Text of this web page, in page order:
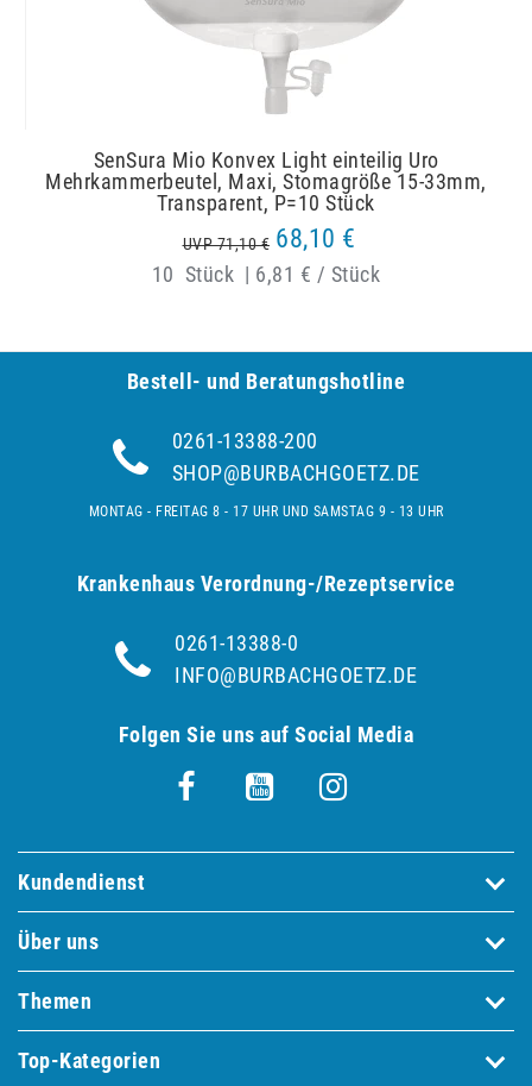
SenSura Mio Konvex Light einteilig Uro
Mehrkammerbeutel, Maxi, Stomagröße 15-33mm,
Transparent, P=10 Stück
UVP 71,10 € 68,10 €
10 Stück | 6,81 € / Stück
Bestell- und Be­ra­tungs­hot­line
0261-13388-200
SHOP@BURBACHGOETZ.DE
MONTAG - FREITAG 8 - 17 UHR UND SAMSTAG 9 - 13 UHR
Krankenhaus Verordnung-/Rezeptservice
0261-13388-0
INFO@BURBACHGOETZ.DE
Folgen Sie uns auf Social Media
Kundendienst
Über uns
Themen
Top-Kategorien